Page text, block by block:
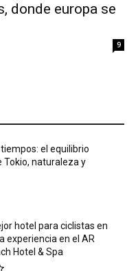
donde europa se
9
el equilibrio
naturaleza y
hotel para ciclistas en
experiencia en el AR
Hotel & Spa